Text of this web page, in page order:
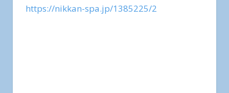
https://nikkan-spa.jp/1385225/2